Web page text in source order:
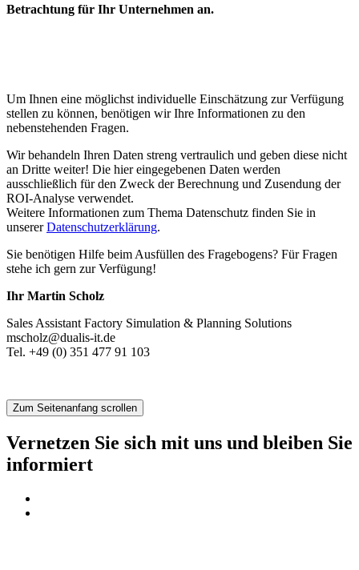
Betrachtung für Ihr Unternehmen an.
Um Ihnen eine möglichst individuelle Einschätzung zur Verfügung
stellen zu können, benötigen wir Ihre Informationen zu den
nebenstehenden Fragen.
Wir behandeln Ihren Daten streng vertraulich und geben diese nicht
an Dritte weiter! Die hier eingegebenen Daten werden
ausschließlich für den Zweck der Berechnung und Zusendung der
ROI-Analyse verwendet.
Weitere Informationen zum Thema Datenschutz finden Sie in
unsererDatenschutzerklärung.
Sie benötigen Hilfe beim Ausfüllen des Fragebogens? Für Fragen
stehe ich gern zur Verfügung!
Ihr Martin Scholz
Sales Assistant Factory Simulation & Planning Solutions
mscholz@dualis-it.de
Tel. +49 (0) 351 477 91 103
Zum Seitenanfang scrollen
Vernetzen Sie sich mit uns und bleiben Sie
informiert